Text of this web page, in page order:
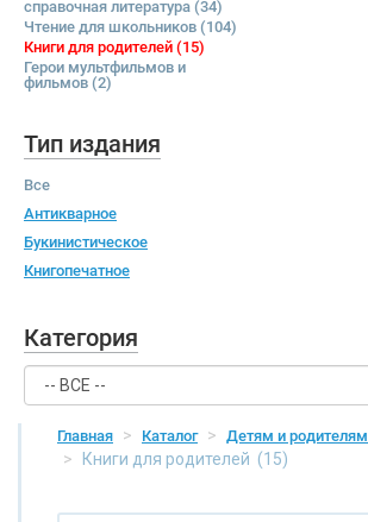
справочная литература (34)
Чтение для школьников (104)
Книги для родителей (15)
Герои мультфильмов и
фильмов (2)
Тип издания
Все
Антикварное
Букинистическое
Книгопечатное
Категория
Главная Каталог Детям и родителям
Книги для родителей (15)